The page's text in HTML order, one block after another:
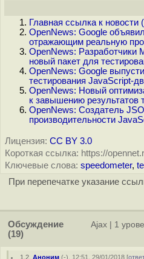
Главная ссылка к новости (
OpenNews: Google
отражающим реальную
OpenNews: Разработчики
новый пакет для
OpenNews: Google
тестирования JavaScript-
OpenNews: Новый
к завышению результатов
OpenNews: Создатель
производительности
Лицензия: CC BY 3.0
Короткая ссылка: https://
Ключевые слова: speedometer,
При перепечатке указание
Обсуждение
(19)
Ajax 1
1.2 ,Аноним (-), 12:51, 29/01/2018 [